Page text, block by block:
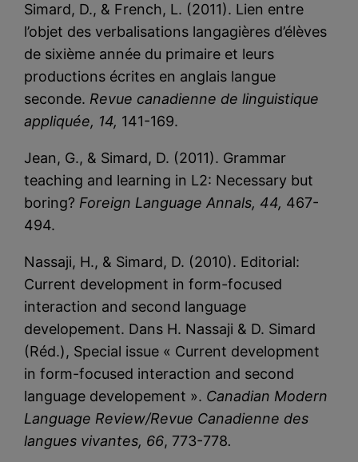
Simard, D., & French, L. (2011). Lien entre
l’objet des verbalisations langagières d’élèves
de sixième année du primaire et leurs
productions écrites en anglais langue
seconde. Revue canadienne de linguistique
appliquée, 14, 141-169.
Jean, G., & Simard, D. (2011). Grammar
teaching and learning in L2: Necessary but
boring? Foreign Language Annals, 44, 467-
494.
Nassaji, H., & Simard, D. (2010). Editorial:
Current development in form-focused
interaction and second language
developement. Dans H. Nassaji & D. Simard
(Réd.), Special issue « Current development
in form-focused interaction and second
language developement ». Canadian Modern
Language Review/Revue Canadienne des
langues vivantes, 66, 773-778.